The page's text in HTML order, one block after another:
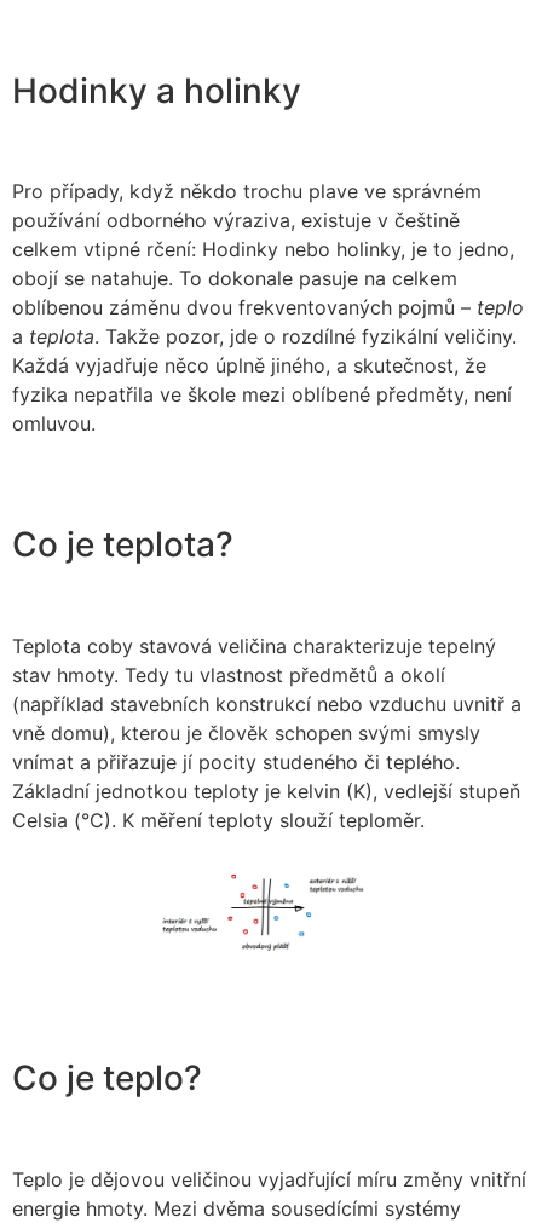
Hodinky a holinky
Pro případy, když někdo trochu plave ve správném
používání odborného výraziva, existuje v češtině
celkem vtipné rčení: Hodinky nebo holinky, je to jedno,
obojí se natahuje. To dokonale pasuje na celkem
oblíbenou záměnu dvou frekventovaných pojmů – teplo
a teplota. Takže pozor, jde o rozdílné fyzikální veličiny.
Každá vyjadřuje něco úplně jiného, a skutečnost, že
fyzika nepatřila ve škole mezi oblíbené předměty, není
omluvou.
Co je teplota?
Teplota coby stavová veličina charakterizuje tepelný
stav hmoty. Tedy tu vlastnost předmětů a okolí
(například stavebních konstrukcí nebo vzduchu uvnitř a
vně domu), kterou je člověk schopen svými smysly
vnímat a přiřazuje jí pocity studeného či teplého.
Základní jednotkou teploty je kelvin (K), vedlejší stupeň
Celsia (°C). K měření teploty slouží teploměr.
Co je teplo?
Teplo je dějovou veličinou vyjadřující míru změny vnitřní
energie hmoty. Mezi dvěma sousedícími systémy